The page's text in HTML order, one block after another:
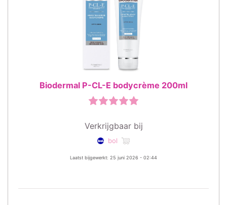
Biodermal P-CL-E bodycrème 200ml
Verkrijgbaar bij
bol
Laatst bijgewerkt: 25 juni 2026 - 02:44